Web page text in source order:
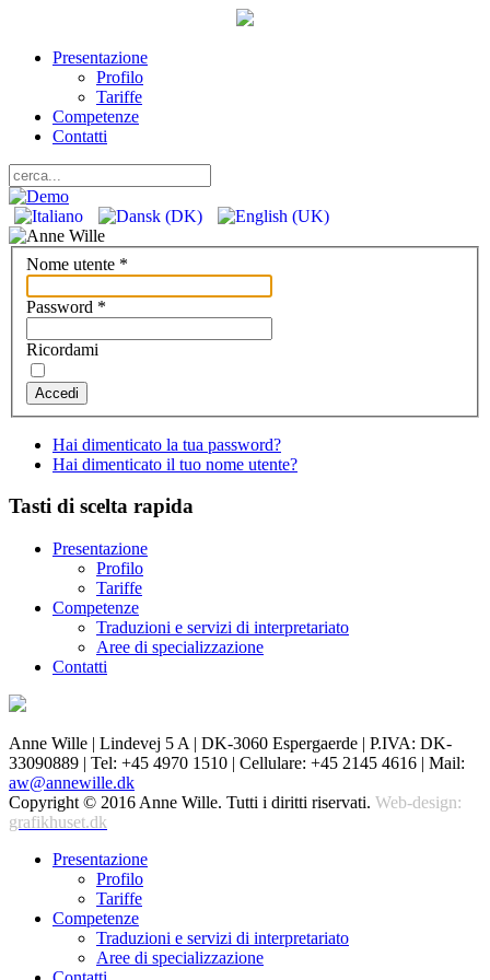
Presentazione
Profilo
Tariffe
Competenze
Contatti
Nome utente *
Password *
Ricordami
Accedi
Hai dimenticato la tua password?
Hai dimenticato il tuo nome utente?
Tasti di scelta rapida
Presentazione
Profilo
Tariffe
Competenze
Traduzioni e servizi di interpretariato
Aree di specializzazione
Contatti
Anne Wille | Lindevej 5 A | DK-3060 Espergaerde | P.IVA: DK-
33090889 | Tel: +45 4970 1510 | Cellulare: +45 2145 4616 | Mail:
aw@annewille.dk
Copyright © 2016 Anne Wille. Tutti i diritti riservati. Web-design:
grafikhuset.dk
Presentazione
Profilo
Tariffe
Competenze
Traduzioni e servizi di interpretariato
Aree di specializzazione